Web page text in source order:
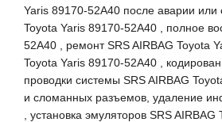
Yaris 89170-52A40 после аварии или
Toyota Yaris 89170-52A40 , полное
52A40 , ремонт SRS AIRBAG Toyota
Toyota Yaris 89170-52A40 ,
проводки системы SRS AIRBAG
и сломанных разъемов, удаление
, установка эмуляторов SRS